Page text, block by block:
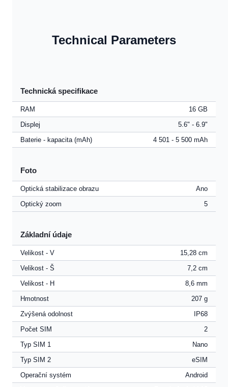
Technical Parameters
Technická specifikace
RAM
16 GB
Displej
5.6" - 6.9"
Baterie - kapacita (mAh)
4 501 - 5 500 mAh
Foto
Optická stabilizace obrazu
Ano
Optický zoom
5
Základní údaje
Velikost - V
15,28 cm
Velikost - Š
7,2 cm
Velikost - H
8,6 mm
Hmotnost
207 g
Zvýšená odolnost
IP68
Počet SIM
2
Typ SIM 1
Nano
Typ SIM 2
eSIM
Operační systém
Android